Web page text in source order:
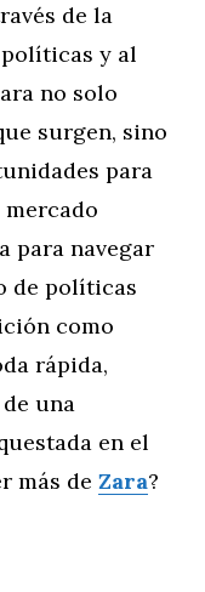
de la
y al
no solo
surgen, sino
para
para navegar
de políticas
como
rápida,
una
en el
más de Zara?